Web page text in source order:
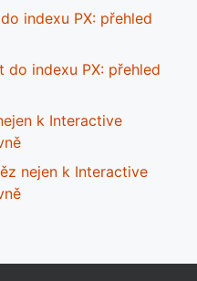
indexu PX: přehled
do indexu PX: přehled
k Interactive
nejen k Interactive